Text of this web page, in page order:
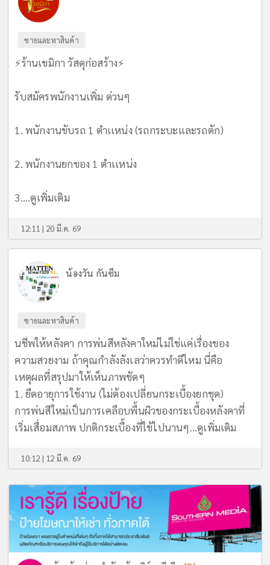
ขายและหาสินค้า
⚡️ร้านเขมิกา วัสดุก่อสร้าง⚡️
รับสมัครพนักงานเพิ่ม ด่วนๆ
1. พนักงานขับรถ 1 ตำเเหน่ง (รถกระบะและรถตัก)
2. พนักงานยกของ 1 ตำเเหน่ง
3....ดูเพิ่มเติม
12:11 | 20 มี.ค. 69
น้องวัน กันซึม
ขายและหาสินค้า
นชีพให้หลังคา การพ่นสีหลังคาใหม่ไม่ใช่แค่เรื่องของ
ความสวยงาม ถ้าคุณกำลังลังเลว่าควรทำดีไหม นี่คือ
เหตุผลที่สรุปมาให้เห็นภาพชัดๆ
1. ยืดอายุการใช้งาน (ไม่ต้องเปลี่ยนกระเบื้องยกชุด)
การพ่นสีใหม่เป็นการเคลือบพื้นผิวของกระเบื้องหลังคาที่
เริ่มเสื่อมสภาพ ปกติกระเบื้องที่ใช้ไปนานๆ...ดูเพิ่มเติม
10:12 | 12 มี.ค. 69